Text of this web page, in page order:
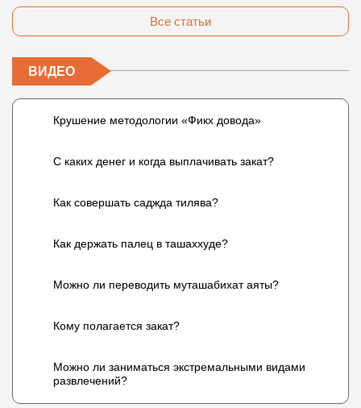
Все статьи
ВИДЕО
Крушение методологии «Фикх довода»
С каких денег и когда выплачивать закат?
Как совершать саджда тилява?
Как держать палец в ташаххуде?
Можно ли переводить муташабихат аяты?
Кому полагается закат?
Можно ли заниматься экстремальными видами
развлечений?